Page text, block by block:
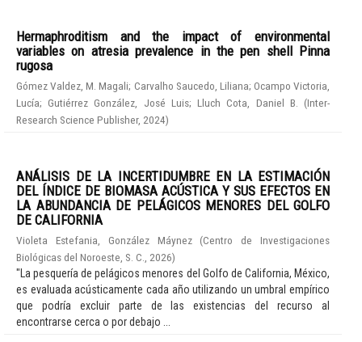
Hermaphroditism and the impact of environmental
variables on atresia prevalence in the pen shell Pinna
rugosa
Gómez Valdez, M. Magali; Carvalho Saucedo, Liliana; Ocampo Victoria,
Lucía;Gutiérrez González, José Luis;Lluch Cota, Daniel B. (Inter-
Research Science Publisher, 2024)
ANÁLISIS DE LA INCERTIDUMBRE EN LA ESTIMACIÓN
DEL ÍNDICE DE BIOMASA ACÚSTICA Y SUS EFECTOS EN
LA ABUNDANCIA DE PELÁGICOS MENORES DEL GOLFO
DE CALIFORNIA
Violeta Estefania, González Máynez (Centro de Investigaciones
Biológicas del Noroeste, S. C.
2026)
"La pesquería de pelágicos menores del Golfo de California, México,
es evaluada acústicamente cada año utilizando un umbral empírico
que podría excluir parte de las existencias del recurso al
encontrarse cerca o por debajo ...